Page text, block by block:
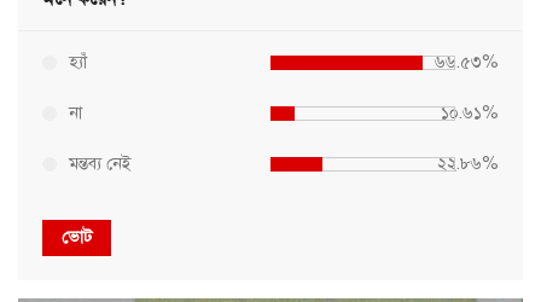
হ্যাঁ ৬৬.৫৩%
না ১০.৬১%
মন্তব্য নেই ২২.৮৬%
ভোট